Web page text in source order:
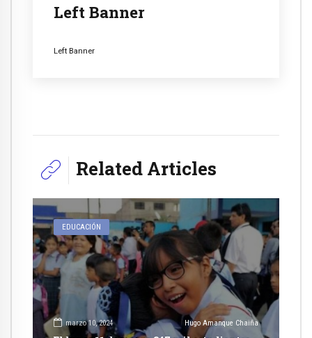
Left Banner
Left Banner
Related Articles
EDUCACIÓN
marzo 10, 2024 Hugo Amanque Chaiña